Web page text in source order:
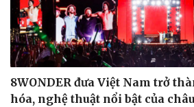
8WONDER đưa Việt Nam trở
hóa, nghệ thuật nổi bật của